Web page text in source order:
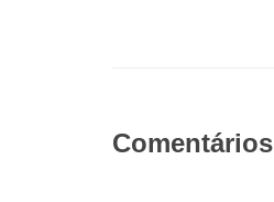
Comentários